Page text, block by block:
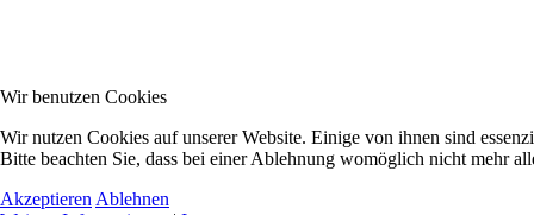
Wir benutzen Cookies
Wir nutzen Cookies auf unserer Website. Einige von ihnen sind
Bitte beachten Sie, dass bei einer Ablehnung womöglich nicht mehr
Akzeptieren Ablehnen